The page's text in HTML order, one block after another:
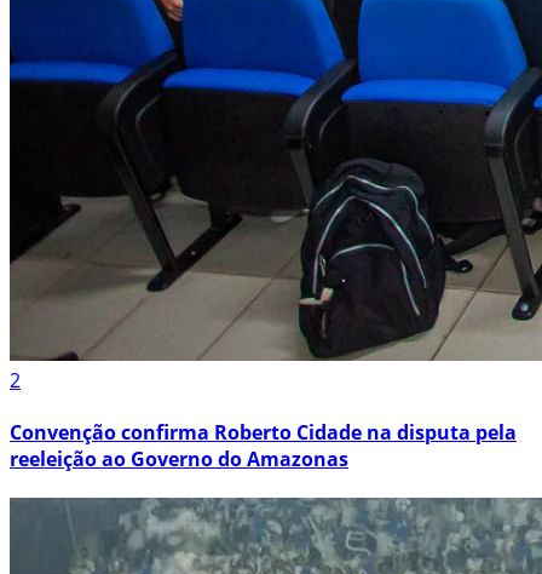
2
Convenção confirma Roberto Cidade na disputa pela
reeleição ao Governo do Amazonas